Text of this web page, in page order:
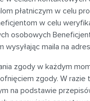
płatniczym w celu
w celu
osobowych
wysyłając maila na
zgody w każdym
zgody. W
na podstawie